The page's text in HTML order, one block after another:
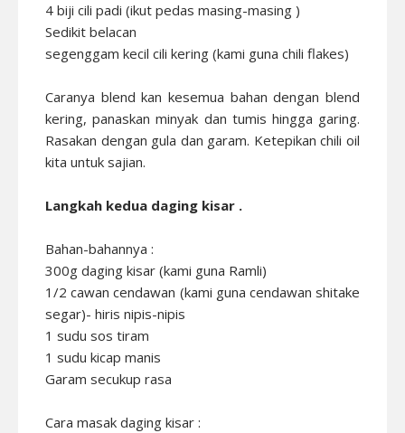
4 biji cili padi (ikut pedas masing-masing )
Sedikit belacan
segenggam kecil cili kering (kami guna chili flakes)
Caranya blend kan kesemua bahan dengan blend
kering, panaskan minyak dan tumis hingga garing.
Rasakan dengan gula dan garam. Ketepikan chili oil
kita untuk sajian.
Langkah kedua daging kisar .
Bahan-bahannya :
300g daging kisar (kami guna Ramli)
1/2 cawan cendawan (kami guna cendawan shitake
segar)- hiris nipis-nipis
1 sudu sos tiram
1 sudu kicap manis
Garam secukup rasa
Cara masak daging kisar :